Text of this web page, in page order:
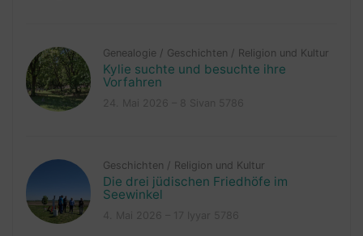
Genealogie / Geschichten / Religion und Kultur
Kylie suchte und besuchte ihre
Vorfahren
Geschichten / Religion und Kultur
Die drei jüdischen Friedhöfe im
Seewinkel